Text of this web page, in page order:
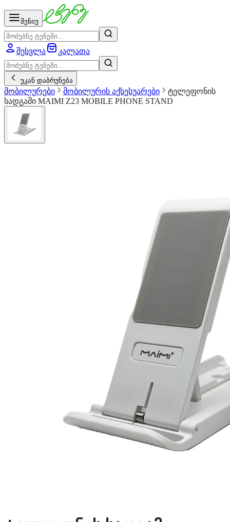
მენიუ
შესვლა კალათა
უკან დაბრუნება
მობილურები მობილურის აქსესუარები
ტელეფონის
სადგამი MAIMI Z23 MOBILE PHONE STAND